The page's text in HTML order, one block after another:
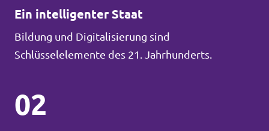
Ein intelligenter Staat
Bildung und Digitalisierung sind
Schlüsselelemente des 21. Jahrhunderts.
02